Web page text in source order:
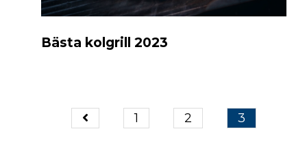
Bästa kolgrill 2023
1 2 3